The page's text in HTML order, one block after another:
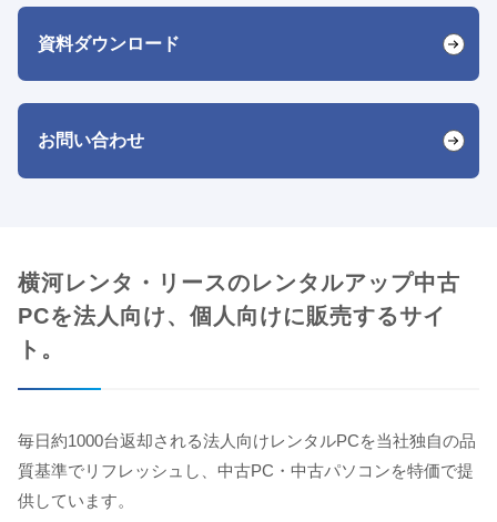
資料ダウンロード
お問い合わせ
横河レンタ・リースのレンタルアップ中古
PCを法人向け、個人向けに販売するサイ
ト。
毎日約1000台返却される法人向けレンタルPCを当社独自の品
質基準でリフレッシュし、中古PC・中古パソコンを特価で提
供しています。